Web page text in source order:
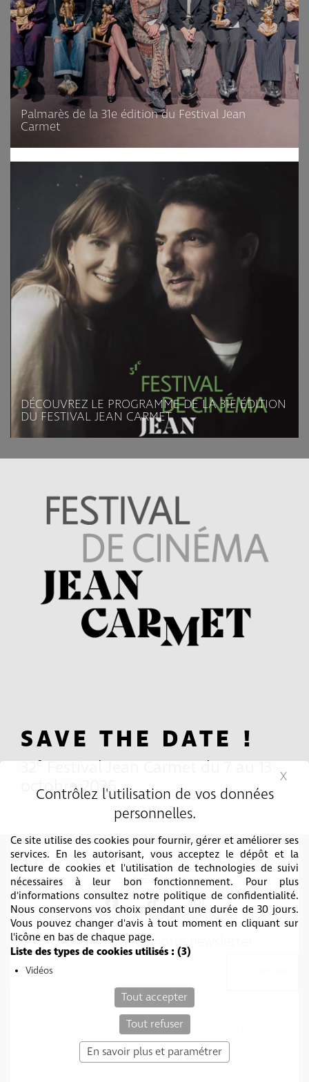
Contrôlez l'utilisation de vos données
personnelles.
Ce site utilise des cookies pour fournir, gérer et améliorer ses
services. En les autorisant, vous acceptez le dépôt et la
lecture de cookies et l'utilisation de technologies de suivi
nécessaires à leur bon fonctionnement. Pour plus
d'informations consultez notre politique de confidentialité.
Nous conservons vos choix pendant une durée de 30 jours.
Vous pouvez changer d'avis à tout moment en cliquant sur
l'icône en bas de chaque page.
Liste des types de cookies utilisés : (3)
Vidéos
Tout accepter
Tout refuser
En savoir plus et paramétrer
X
Palmarès de la 31e édition du Festival Jean
Carmet
DÉCOUVREZ LE PROGRAMME DE LA 31E ÉDITION
DU FESTIVAL JEAN CARMET
SAVE THE DATE !
32eFestival Jean Carmet du 7 au 13
octobre 2026
SUIVEZ-NOUS
Abonnez vous à notre newsletter
Mentions légales
Politique de confidentialité
c-toucom web